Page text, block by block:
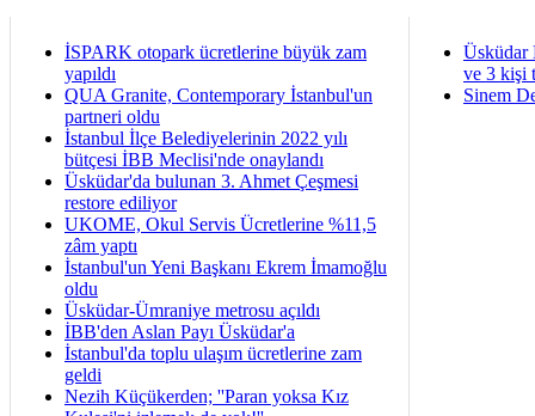
İSPARK otopark ücretlerine büyük zam
yapıldı
QUA Granite, Contemporary İstanbul'un
partneri oldu
İstanbul İlçe Belediyelerinin 2022 yılı
bütçesi İBB Meclisi'nde onaylandı
Üsküdar'da bulunan 3. Ahmet Çeşmesi
restore ediliyor
UKOME, Okul Servis Ücretlerine %11,5
zâm yaptı
İstanbul'un Yeni Başkanı Ekrem İmamoğlu
oldu
Üsküdar-Ümraniye metrosu açıldı
İBB'den Aslan Payı Üsküdar'a
İstanbul'da toplu ulaşım ücretlerine zam
geldi
Nezih Küçükerden; ''Paran yoksa Kız
Üsküdar
ve 3 kişi
Sinem